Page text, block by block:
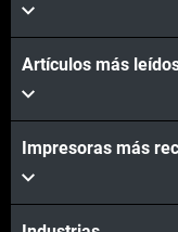
Vea más
Artículos más
Impresoras más